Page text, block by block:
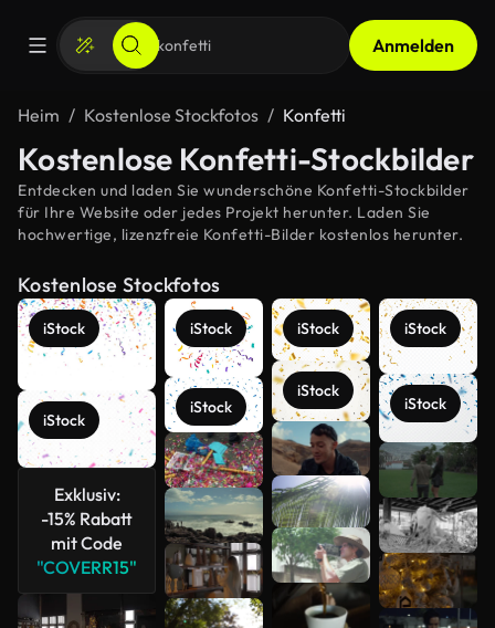
Anmelden
Heim Kostenlose Stockfotos Konfetti
Kostenlose Konfetti-Stockbilder
Entdecken und laden Sie wunderschöne Konfetti-Stockbilder
für Ihre Website oder jedes Projekt herunter. Laden Sie
hochwertige, lizenzfreie Konfetti-Bilder kostenlos herunter.
Kostenlose Stockfotos
iStock
iStock
Exklusiv:
-15% Rabatt
mit Code
"COVERR15"
iStock
iStock
iStock
iStock
iStock
iStock
Mehr
anzeigen